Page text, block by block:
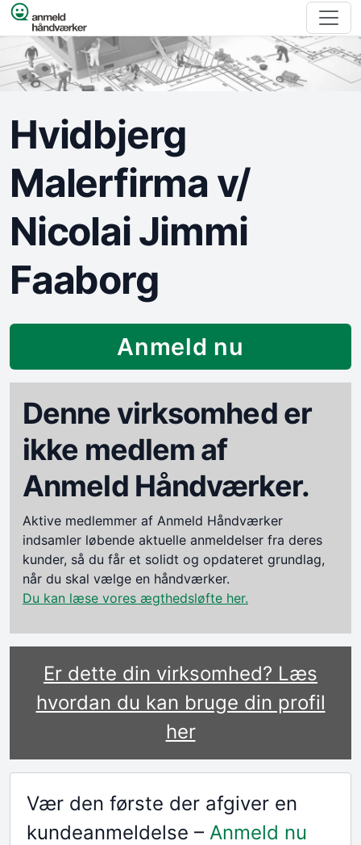
Spring til indhold
Hvidbjerg
Malerfirma v/
Nicolai Jimmi
Faaborg
Anmeld nu
Denne virksomhed er
ikke medlem af
Anmeld Håndværker.
Aktive medlemmer af Anmeld Håndværker
indsamler løbende aktuelle anmeldelser fra deres
kunder, så du får et solidt og opdateret grundlag,
når du skal vælge en håndværker.
Du kan læse vores ægthedsløfte her.
Er dette din virksomhed? Læs
hvordan du kan bruge din profil
her
Vær den første der afgiver en
kundeanmeldelse – Anmeld nu